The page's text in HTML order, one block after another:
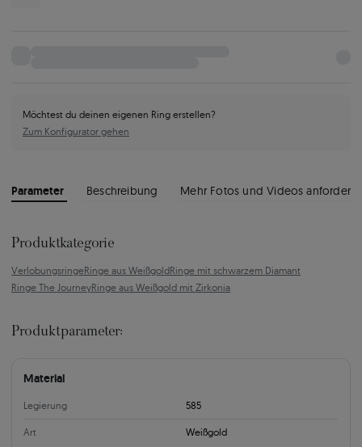
Möchtest du deinen eigenen Ring erstellen?
Zum Konfigurator gehen
Parameter Beschreibung Mehr Fotos und Videos anfordern
Produktkategorie
VerlobungsringeRinge aus WeißgoldRinge mit schwarzem Diamant
Ringe The JourneyRinge aus Weißgold mit Zirkonia
Produktparameter:
Material
Legierung 585
Art Weißgold